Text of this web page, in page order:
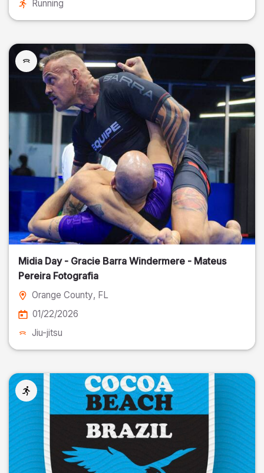
Running
Midia Day - Gracie Barra Windermere - Mateus
Pereira Fotografia
Orange County, FL
01/22/2026
Jiu-jitsu